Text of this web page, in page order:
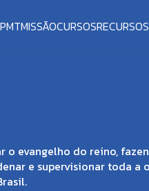
MISSÃOCURSOSRECURSOS
o evangelho do reino,
e supervisionar toda a